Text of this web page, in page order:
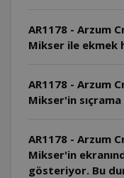
AR1178 - Arzum
Mikser ile ekmek
AR1178 - Arzum
Mikser'in sıçrama
AR1178 - Arzum
Mikser'in
gösteriyor. Bu